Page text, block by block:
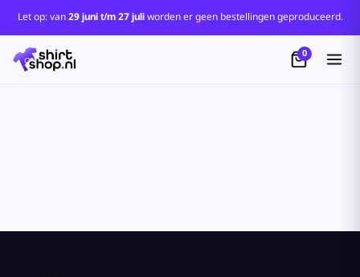
Let op: van29 juni t/m 27 juliworden er geen bestellingen geproduceerd.
0